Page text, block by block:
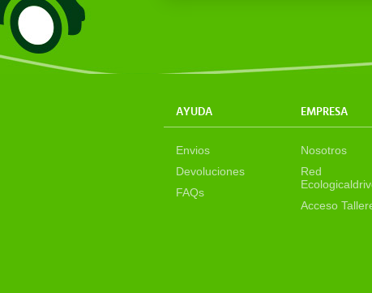
AYUDA EMPRESA
Envios
Devoluciones
FAQs
Nosotros
Red
Acceso